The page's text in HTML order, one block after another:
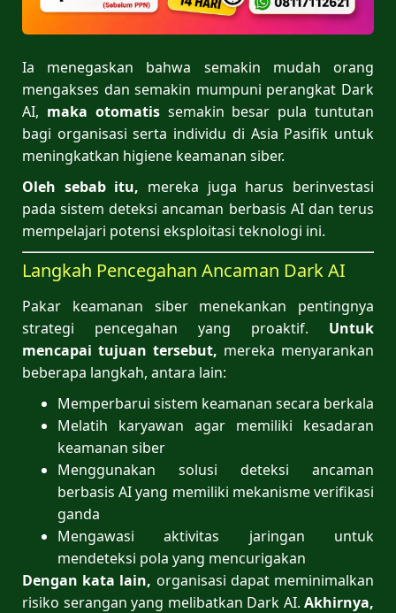
Ia menegaskan bahwa semakin mudah orang
mengakses dan semakin mumpuni perangkat Dark
AI, maka otomatissemakin besar pula tuntutan
bagi organisasi serta individu di Asia Pasifik untuk
meningkatkan higiene keamanan siber.
Oleh sebab itu, mereka juga harus berinvestasi
pada sistem deteksi ancaman berbasis AI dan terus
mempelajari potensi eksploitasi teknologi ini.
Langkah Pencegahan Ancaman Dark AI
Pakar keamanan siber menekankan pentingnya
strategi pencegahan yang proaktif. Untuk
mencapai tujuan tersebut, mereka menyarankan
beberapa langkah, antara lain:
Memperbarui sistem keamanan secara berkala
Melatih karyawan agar memiliki kesadaran
keamanan siber
Menggunakan solusi deteksi ancaman
berbasis AI yang memiliki mekanisme verifikasi
ganda
Mengawasi aktivitas jaringan untuk
mendeteksi pola yang mencurigakan
Dengan kata lain, organisasi dapat meminimalkan
risiko serangan yang melibatkan Dark AI. Akhirnya,